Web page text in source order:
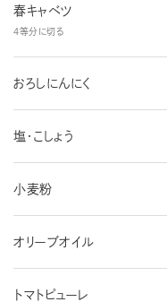
春キャベツ
４等分に切る
おろしにんにく
塩・こしょう
小麦粉
オリーブオイル
トマトピューレ